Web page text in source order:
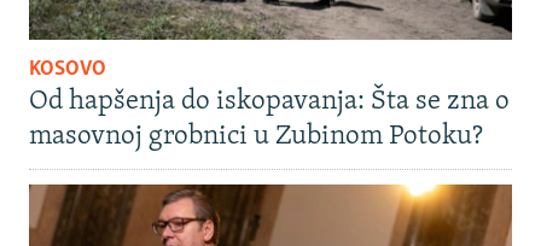
KOSOVO
Od hapšenja do iskopavanja: Šta se zna o
masovnoj grobnici u Zubinom Potoku?